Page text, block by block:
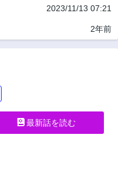
2023/11/13 07:21
2年前
最新話を読む